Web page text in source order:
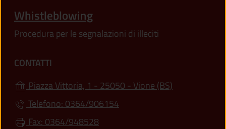
Whistleblowing
Procedura per le segnalazioni di illeciti
CONTATTI
Piazza Vittoria, 1 - 25050 - Vione (BS)
Telefono: 0364/906154
Fax: 0364/948528